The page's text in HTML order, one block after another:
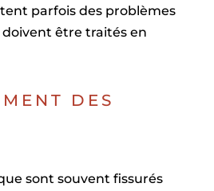
parfois des problèmes
être traités en
DES
sont souvent fissurés